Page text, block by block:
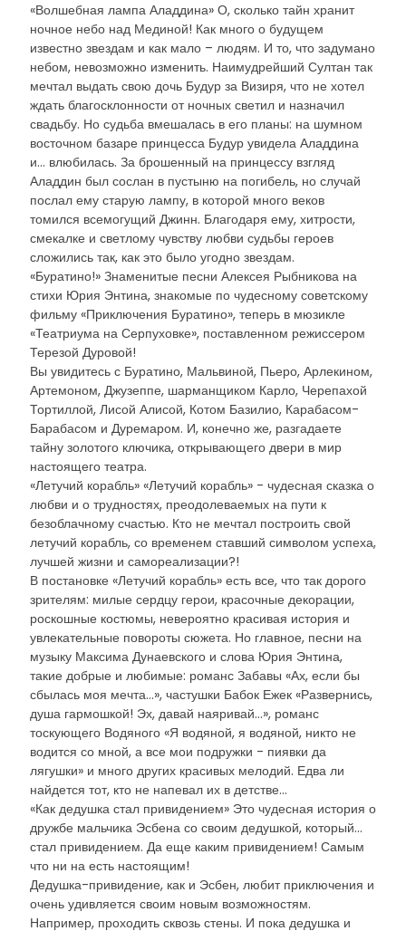
«Волшебная лампа Аладдина» О, сколько тайн хранит
ночное небо над Мединой! Как много о будущем
известно звездам и как мало – людям. И то, что задумано
небом, невозможно изменить. Наимудрейший Султан так
мечтал выдать свою дочь Будур за Визиря, что не хотел
ждать благосклонности от ночных светил и назначил
свадьбу. Но судьба вмешалась в его планы: на шумном
восточном базаре принцесса Будур увидела Аладдина
и… влюбилась. За брошенный на принцессу взгляд
Аладдин был сослан в пустыню на погибель, но случай
послал ему старую лампу, в которой много веков
томился всемогущий Джинн. Благодаря ему, хитрости,
смекалке и светлому чувству любви судьбы героев
сложились так, как это было угодно звездам.
«Буратино!» Знаменитые песни Алексея Рыбникова на
стихи Юрия Энтина, знакомые по чудесному советскому
фильму «Приключения Буратино», теперь в мюзикле
«Театриума на Серпуховке», поставленном режиссером
Терезой Дуровой!
Вы увидитесь с Буратино, Мальвиной, Пьеро, Арлекином,
Артемоном, Джузеппе, шарманщиком Карло, Черепахой
Тортиллой, Лисой Алисой, Котом Базилио, Карабасом-
Барабасом и Дуремаром. И, конечно же, разгадаете
тайну золотого ключика, открывающего двери в мир
настоящего театра.
«Летучий корабль» «Летучий корабль» - чудесная сказка о
любви и о трудностях, преодолеваемых на пути к
безоблачному счастью. Кто не мечтал построить свой
летучий корабль, со временем ставший символом успеха,
лучшей жизни и самореализации?!
В постановке «Летучий корабль» есть все, что так дорого
зрителям: милые сердцу герои, красочные декорации,
роскошные костюмы, невероятно красивая история и
увлекательные повороты сюжета. Но главное, песни на
музыку Максима Дунаевского и слова Юрия Энтина,
такие добрые и любимые: романс Забавы «Ах, если бы
сбылась моя мечта…», частушки Бабок Ежек «Развернись,
душа гармошкой! Эх, давай наяривай…», романс
тоскующего Водяного «Я водяной, я водяной, никто не
водится со мной, а все мои подружки - пиявки да
лягушки» и много других красивых мелодий. Едва ли
найдется тот, кто не напевал их в детстве…
«Как дедушка стал привидением» Это чудесная история о
дружбе мальчика Эсбена со своим дедушкой, который…
стал привидением. Да еще каким привидением! Самым
что ни на есть настоящим!
Дедушка-привидение, как и Эсбен, любит приключения и
очень удивляется своим новым возможностям.
Например, проходить сквозь стены. И пока дедушка и